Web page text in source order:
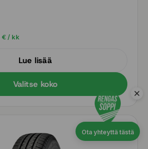
€ / kk
Lue lisää
Valitse koko
Ota yhteyttä tästä